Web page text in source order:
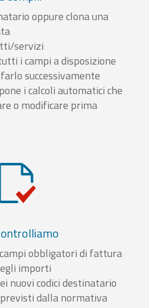
oppure clona una
servizi
i campi a disposizione
successivamente
i calcoli automatici che
o modificare prima
obbligatori di fattura
importi
nuovi codici destinatario
dalla normativa